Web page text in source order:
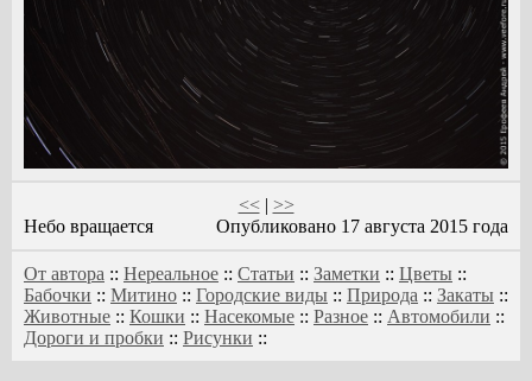
<<| >>
Небо вращается
Опубликовано 17 августа 2015 года
От автора :: Нереальное :: Статьи :: Заметки :: Цветы ::
Бабочки :: Митино :: Городские виды :: Природа :: Закаты ::
Животные :: Кошки :: Насекомые :: Разное :: Автомобили ::
Дороги и пробки :: Рисунки ::